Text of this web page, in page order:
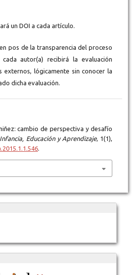
un DOI a cada artículo.
pos de la transparencia del proceso
autor(a) recibirá la evaluación
externos, lógicamente sin conocer la
dicha evaluación.
cambio de perspectiva y desafío
Educación y Aprendizaje, 1(1),
.